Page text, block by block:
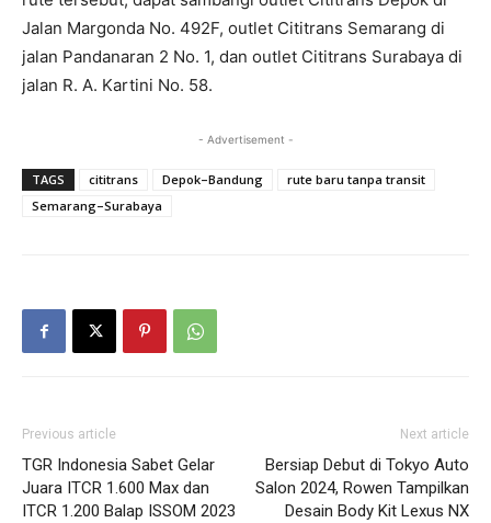
Jalan Margonda No. 492F, outlet Cititrans Semarang di
jalan Pandanaran 2 No. 1, dan outlet Cititrans Surabaya di
jalan R. A. Kartini No. 58.
- Advertisement -
TAGS cititrans Depok–Bandung
rute baru tanpa transit
Semarang–Surabaya
Previous article
TGR Indonesia Sabet Gelar
Juara ITCR 1.600 Max dan
ITCR 1.200 Balap ISSOM 2023
Next article
Bersiap Debut di Tokyo Auto
Salon 2024, Rowen Tampilkan
Desain Body Kit Lexus NX